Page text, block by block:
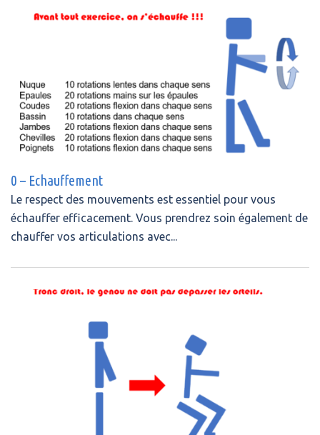
0 – Echauffement
Le respect des mouvements est essentiel pour vous
échauffer efficacement. Vous prendrez soin également de
chauffer vos articulations avec...